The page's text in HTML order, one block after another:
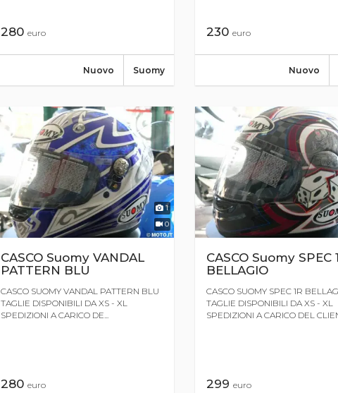
280 euro
Suomy
Nuovo
230 euro
Nuovo
1
0
CASCO Suomy VANDAL
PATTERN BLU
CASCO SUOMY VANDAL PATTERN BLU
TAGLIE DISPONIBILI DA XS - XL
SPEDIZIONI A CARICO DE...
280 euro
CASCO Suomy SPEC
BELLAGIO
CASCO SUOMY SPEC 1R
TAGLIE DISPONIBILI DA XS - XL
SPEDIZIONI A CARICO DEL
299 euro